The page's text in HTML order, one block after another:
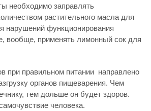
необходимо заправлять
растительного масла для
нарушений функционирования
вообще, применять лимонный сок для
при правильном питании направлено
органов пищеварения. Чем
тем дольше он будет здоров.
человека.